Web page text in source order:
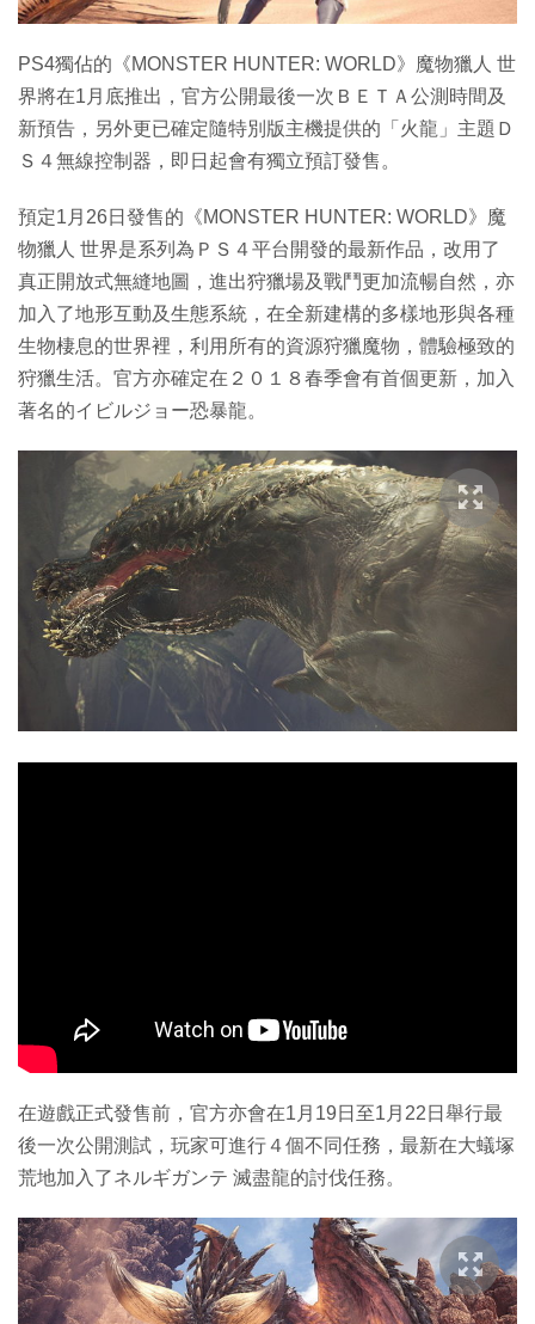
PS4獨佔的《MONSTER HUNTER: WORLD》魔物獵人 世
界將在1月底推出，官方公開最後一次ＢＥＴＡ公測時間及
新預告，另外更已確定隨特別版主機提供的「火龍」主題Ｄ
Ｓ４無線控制器，即日起會有獨立預訂發售。
預定1月26日發售的《MONSTER HUNTER: WORLD》魔
物獵人 世界是系列為ＰＳ４平台開發的最新作品，改用了
真正開放式無縫地圖，進出狩獵場及戰鬥更加流暢自然，亦
加入了地形互動及生態系統，在全新建構的多樣地形與各種
生物棲息的世界裡，利用所有的資源狩獵魔物，體驗極致的
狩獵生活。官方亦確定在２０１８春季會有首個更新，加入
著名的イビルジョー恐暴龍。
在遊戲正式發售前，官方亦會在1月19日至1月22日舉行最
後一次公開測試，玩家可進行４個不同任務，最新在大蟻塚
荒地加入了ネルギガンテ 滅盡龍的討伐任務。